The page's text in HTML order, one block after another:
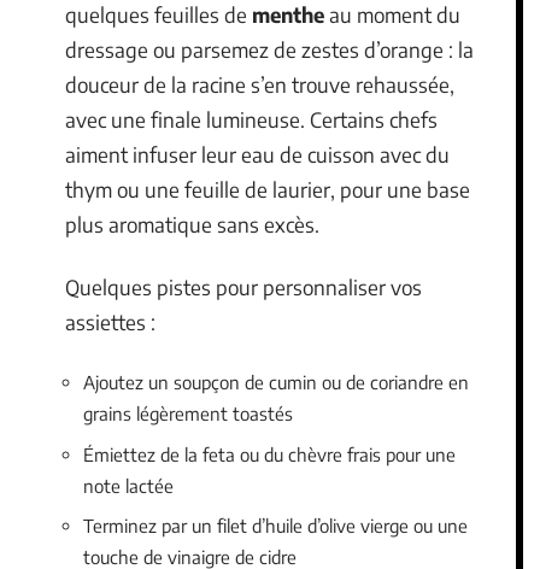
quelques feuilles de mentheau moment du
dressage ou parsemez de zestes d’orange : la
douceur de la racine s’en trouve rehaussée,
avec une finale lumineuse. Certains chefs
aiment infuser leur eau de cuisson avec du
thym ou une feuille de laurier, pour une base
plus aromatique sans excès.
Quelques pistes pour personnaliser vos
assiettes :
Ajoutez un soupçon de cumin ou de coriandre en
grains légèrement toastés
Émiettez de la feta ou du chèvre frais pour une
note lactée
Terminez par un filet d’huile d’olive vierge ou une
touche de vinaigre de cidre